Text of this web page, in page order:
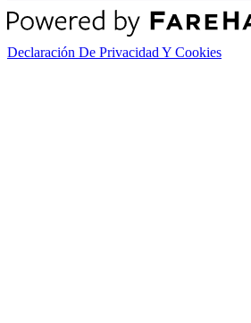
Declaración De Privacidad Y Cookies